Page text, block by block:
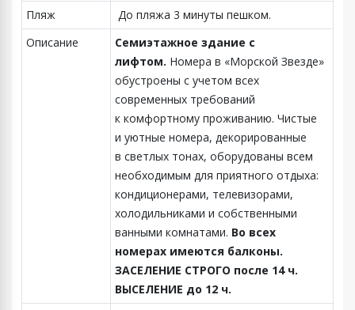
Пляж
До пляжа 3 минуты пешком.
Описание
Семиэтажное здание с
лифтом. Номера в «Морской Звезде»
обустроены с учетом всех
современных требований
к комфортному проживанию. Чистые
и уютные номера, декорированные
в светлых тонах, оборудованы всем
необходимым для приятного отдыха:
кондиционерами, телевизорами,
холодильниками и собственными
ванными комнатами. Во всех
номерах имеются балконы.
ЗАСЕЛЕНИЕ СТРОГО после 14 ч.
ВЫСЕЛЕНИЕ до 12 ч.